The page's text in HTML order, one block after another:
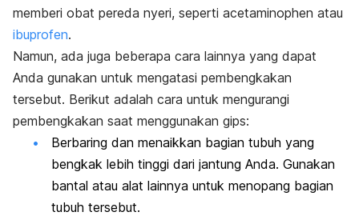
memberi obat pereda nyeri, seperti acetaminophen atau
ibuprofen.
Namun, ada juga beberapa cara lainnya yang dapat
Anda gunakan untuk mengatasi pembengkakan
tersebut. Berikut adalah cara untuk mengurangi
pembengkakan saat menggunakan gips:
Berbaring dan menaikkan bagian tubuh yang
bengkak lebih tinggi dari jantung Anda. Gunakan
bantal atau alat lainnya untuk menopang bagian
tubuh tersebut.